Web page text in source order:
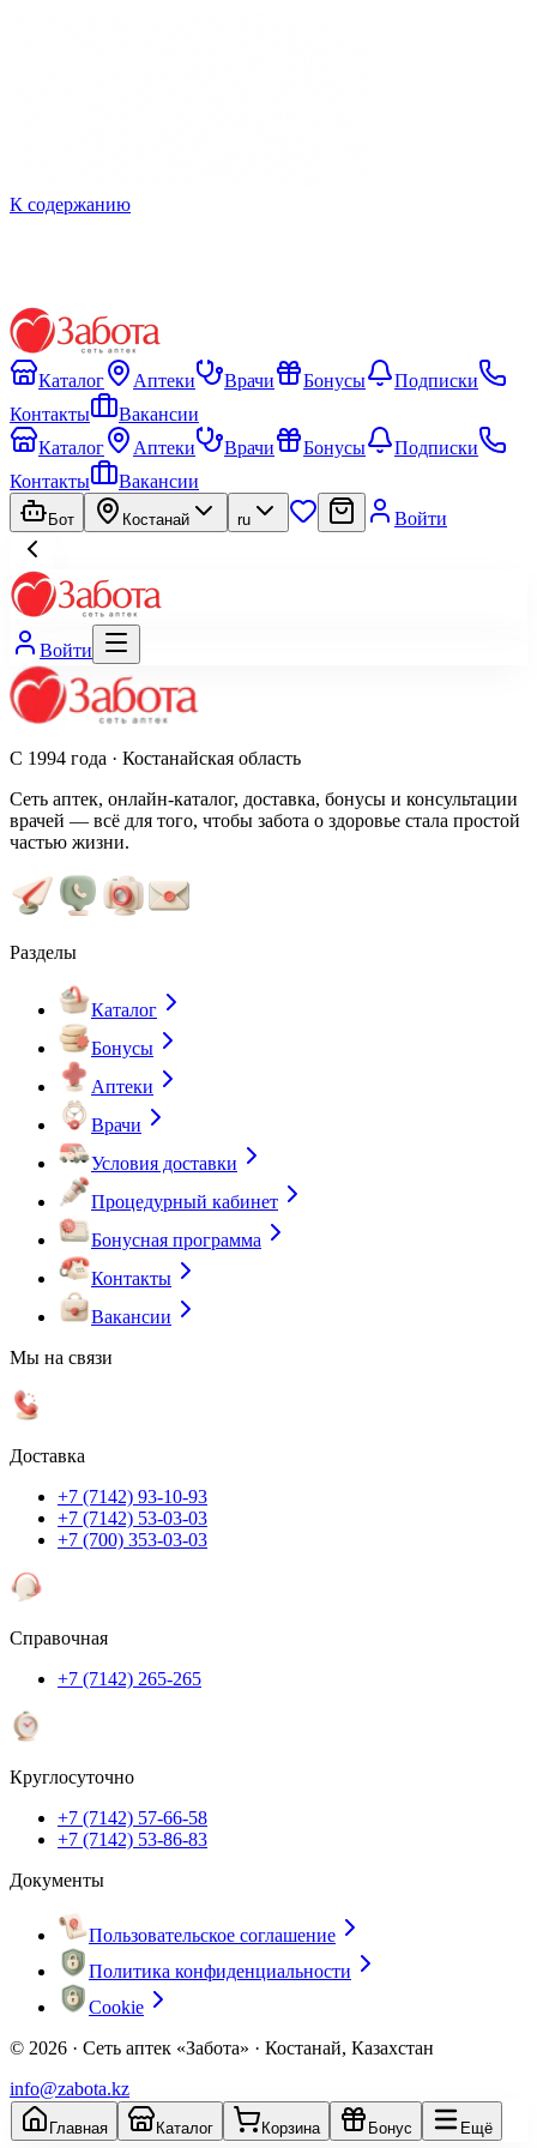
К содержанию
Каталог Аптеки Врачи Бонусы
Подписки
Контакты
Вакансии
Каталог
Аптеки Врачи Бонусы
Подписки
Контакты
Вакансии
Бот Костанай ru Войти
Войти
С 1994 года · Костанайская область
Сеть аптек, онлайн-каталог, доставка, бонусы и консультации
врачей — всё для того, чтобы забота о здоровье стала простой
частью жизни.
Разделы
Каталог
Бонусы
Аптеки
Врачи
Условия доставки
Процедурный кабинет
Бонусная программа
Контакты
Вакансии
Мы на связи
Доставка
+7 (7142) 93-10-93
+7 (7142) 53-03-03
+7 (700) 353-03-03
Справочная
+7 (7142) 265-265
Круглосуточно
+7 (7142) 57-66-58
+7 (7142) 53-86-83
Документы
Пользовательское соглашение
Политика конфиденциальности
Cookie
© 2026 · Сеть аптек «Забота» · Костанай, Казахстан
info@zabota.kz
Главная Каталог Корзина Бонус Ещё